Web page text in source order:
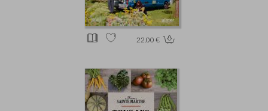
22.00 €